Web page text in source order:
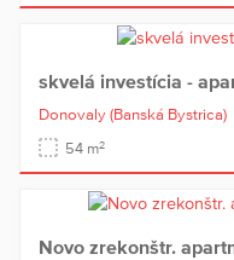
skvelá investícia -
Donovaly (Banská Bystrica)
54 m2
Novo zrekonštr.